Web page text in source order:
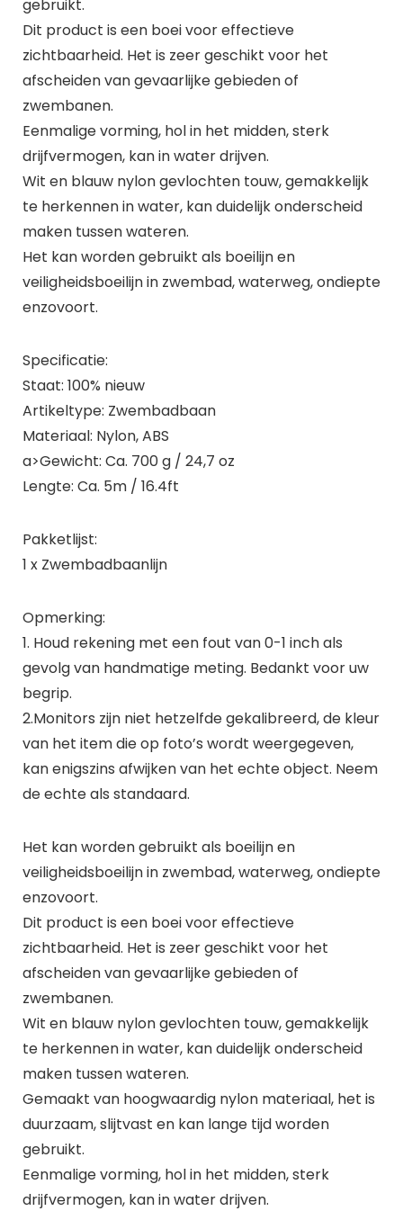
gebruikt.
Dit product is een boei voor effectieve
zichtbaarheid. Het is zeer geschikt voor het
afscheiden van gevaarlijke gebieden of
zwembanen.
Eenmalige vorming, hol in het midden, sterk
drijfvermogen, kan in water drijven.
Wit en blauw nylon gevlochten touw, gemakkelijk
te herkennen in water, kan duidelijk onderscheid
maken tussen wateren.
Het kan worden gebruikt als boeilijn en
veiligheidsboeilijn in zwembad, waterweg, ondiepte
enzovoort.
Specificatie:
Staat: 100% nieuw
Artikeltype: Zwembadbaan
Materiaal: Nylon, ABS
a>Gewicht: Ca. 700 g / 24,7 oz
Lengte: Ca. 5m / 16.4ft
Pakketlijst:
1 x Zwembadbaanlijn
Opmerking:
1. Houd rekening met een fout van 0-1 inch als
gevolg van handmatige meting. Bedankt voor uw
begrip.
2.Monitors zijn niet hetzelfde gekalibreerd, de kleur
van het item die op foto’s wordt weergegeven,
kan enigszins afwijken van het echte object. Neem
de echte als standaard.
Het kan worden gebruikt als boeilijn en
veiligheidsboeilijn in zwembad, waterweg, ondiepte
enzovoort.
Dit product is een boei voor effectieve
zichtbaarheid. Het is zeer geschikt voor het
afscheiden van gevaarlijke gebieden of
zwembanen.
Wit en blauw nylon gevlochten touw, gemakkelijk
te herkennen in water, kan duidelijk onderscheid
maken tussen wateren.
Gemaakt van hoogwaardig nylon materiaal, het is
duurzaam, slijtvast en kan lange tijd worden
gebruikt.
Eenmalige vorming, hol in het midden, sterk
drijfvermogen, kan in water drijven.